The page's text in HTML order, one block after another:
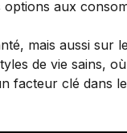
options aux
mais aussi sur
de vie sains,
facteur clé dans